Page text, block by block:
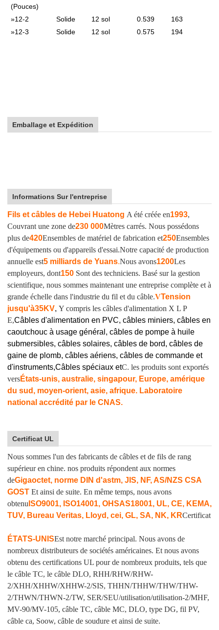
(Pouces)
»12-2 Solide 12 sol 0.539
163
»12-3 Solide 12 sol 0.575 194
Emballage et Expédition
Informations Sur l'entreprise
Fils et câbles de Hebei Huatong A été créée en1993,
Couvrant une zone de230 000Mètres carrés. Nous possédons
plus de420Ensembles de matériel de fabrication et250Ensembles
d'équipements ou d'appareils d'essai.Notre capacité de production
annuelle est5 milliards de Yuans.Nous avons1200Les
employeurs, dont150 Sont des techniciens. Basé sur la gestion
scientifique, nous sommes maintenant une entreprise complète et à
grande échelle dans l'industrie du fil et du câble.VTension
jusqu'à35KV, Y compris les câbles d'alimentation X L P
E,Câbles d'alimentation en PVC, câbles miniers, câbles en
caoutchouc à usage général, câbles de pompe à huile
submersibles, câbles solaires, câbles de bord, câbles de
gaine de plomb, câbles aériens, câbles de commande et
d'instruments,Câbles spéciaux etC. les produits sont exportés
versÉtats-unis, australie, singapour, Europe, amérique
du sud, moyen-orient, asie, afrique. Laboratoire
national accrédité par le CNAS.
Certificat UL
Nous sommes l'un des fabricants de câbles et de fils de rang
supérieur en chine. nos produits répondent aux normes
deGigaoctet, norme DIN d'astm, JIS, NF, AS/NZS CSA
GOST Et ainsi de suite. En même temps, nous avons
obtenu ISO9001, ISO14001, OHSAS18001, UL, CE, KEMA,
TUV, Bureau Veritas, Lloyd, cei, GL, SA, NK, KRCertificat
ÉTATS-UNISEst notre marché principal. Nous avons de
nombreux distributeurs de sociétés américaines. Et nous avons
obtenu des certifications UL pour de nombreux produits, tels que
le câble TC, le câble DLO, RHH/RHW/RHW-
2/XHH/XHHW/XHHW-2/SIS, THHN/THHW/THW/THW-
2/THWN/THWN-2/TW, SER/SEU/utilisation/utilisation-2/MHF,
MV-90/MV-105, câble TC, câble MC, DLO, type DG, fil PV,
câble ca, Soow, câble de soudure et ainsi de suite.